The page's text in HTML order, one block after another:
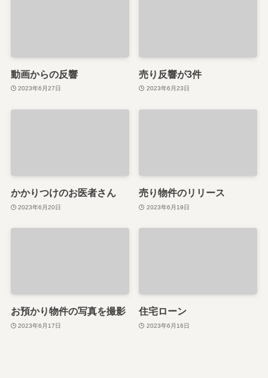
動画からの反響
2023年6月27日
売り反響が3件
2023年6月23日
かかりつけのお医者さん
2023年6月20日
売り物件のリリース
2023年6月19日
お預かり物件の写真を撮影
2023年6月17日
住宅ローン
2023年6月16日